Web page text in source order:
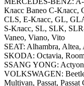
Класс Baneo C-
CLS, E-Класс, GL,
S-Класс, SL, SLK,
Vaneo, Viano, Vito
SEAT: Alhambra,
SKODA: Octavia,
SSANG YONG:
VOLKSWAGEN:
Multivan, Passat,